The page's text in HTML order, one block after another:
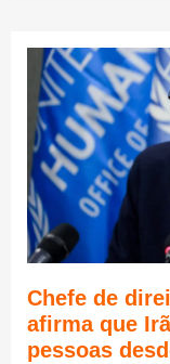
Chefe de
afirma que
pessoas